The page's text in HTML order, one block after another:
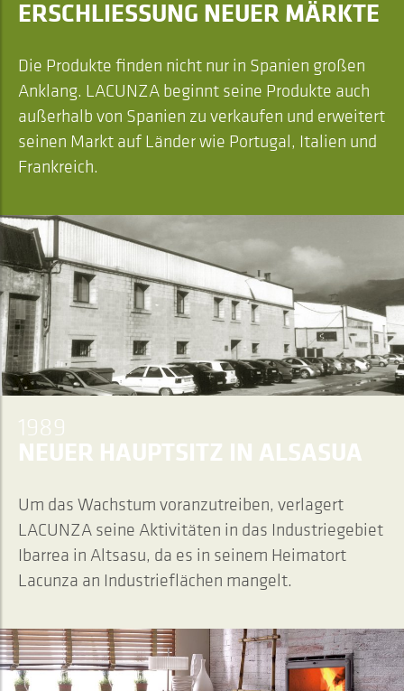
ERSCHLIESSUNG NEUER MÄRKTE
Die Produkte finden nicht nur in Spanien großen
Anklang. LACUNZA beginnt seine Produkte auch
außerhalb von Spanien zu verkaufen und erweitert
seinen Markt auf Länder wie Portugal, Italien und
Frankreich.
1989
NEUER HAUPTSITZ IN ALSASUA
Um das Wachstum voranzutreiben, verlagert
LACUNZA seine Aktivitäten in das Industriegebiet
Ibarrea in Altsasu, da es in seinem Heimatort
Lacunza an Industrieflächen mangelt.